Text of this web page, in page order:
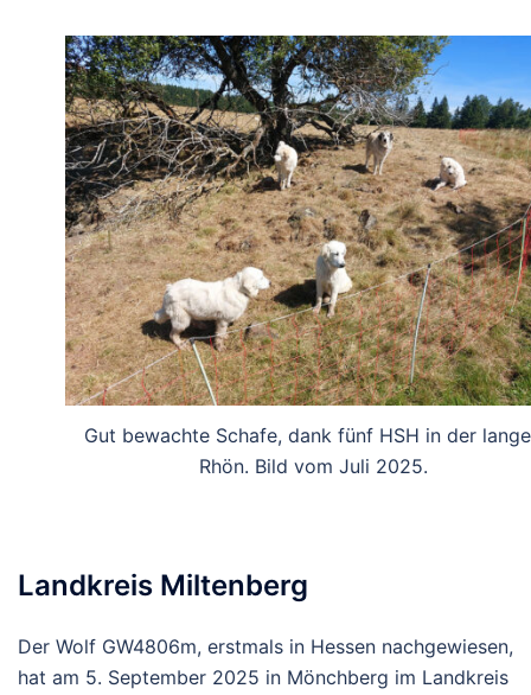
Gut bewachte Schafe, dank fünf HSH in der
Rhön. Bild vom Juli 2025.
Landkreis Miltenberg
Der Wolf GW4806m, erstmals in Hessen nachgewiesen,
hat am 5. September 2025 in Mönchberg im Landkreis